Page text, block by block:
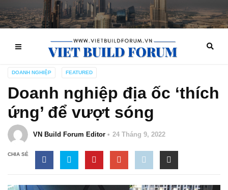
DOANH NGHIỆP FEATURED
Doanh nghiệp địa ốc ‘thích
ứng’ để vượt sóng
VN Build Forum Editor 24 Tháng 9, 2022
CHIA SẺ